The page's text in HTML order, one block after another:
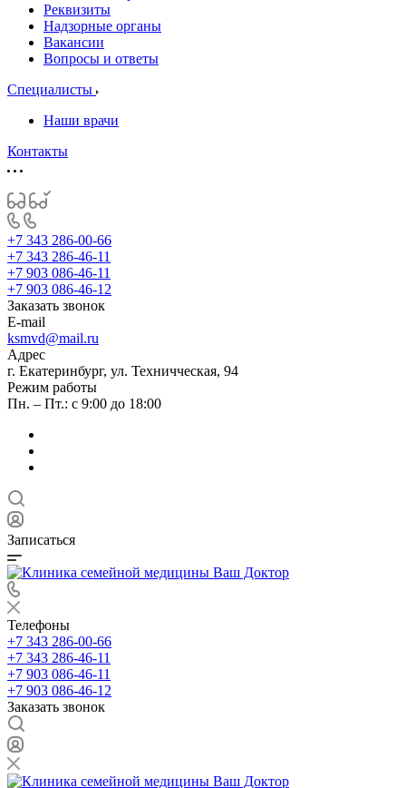
Реквизиты
Надзорные органы
Вакансии
Вопросы и ответы
Специалисты
Наши врачи
Контакты
+7 343 286-00-66
+7 343 286-46-11
+7 903 086-46-11
+7 903 086-46-12
Заказать звонок
E-mail
ksmvd@mail.ru
Адрес
г. Екатеринбург, ул. Техничческая, 94
Режим работы
Пн. – Пт.: с 9:00 до 18:00
Записаться
Телефоны
+7 343 286-00-66
+7 343 286-46-11
+7 903 086-46-11
+7 903 086-46-12
Заказать звонок